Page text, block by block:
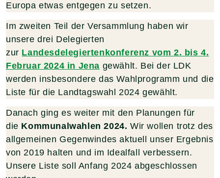
Europa etwas entgegen zu setzen.
Im zweiten Teil der Versammlung haben wir
unsere drei Delegierten
zur Landesdelegiertenkonferenz vom 2. bis 4.
Februar 2024 in Jena gewählt. Bei der LDK
werden insbesondere das Wahlprogramm und die
Liste für die Landtagswahl 2024 gewählt.
Danach ging es weiter mit den Planungen für
die Kommunalwahlen 2024. Wir wollen trotz des
allgemeinen Gegenwindes aktuell unser Ergebnis
von 2019 halten und im Idealfall verbessern.
Unsere Liste soll Anfang 2024 abgeschlossen